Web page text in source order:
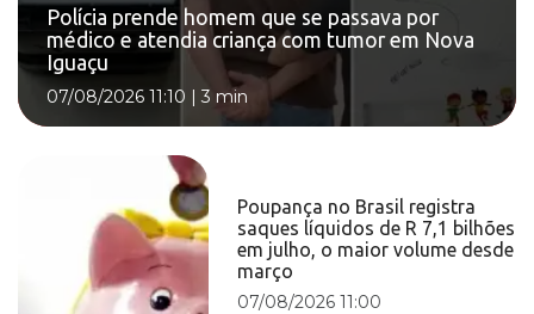
Polícia prende homem que se passava por
médico e atendia criança com tumor em Nova
Iguaçu
07/08/2026 11:10 | 3 min
Poupança no Brasil registra
saques líquidos de R 7,1 bilhões
em julho, o maior volume desde
março
07/08/2026 11:00